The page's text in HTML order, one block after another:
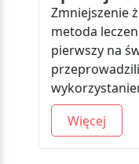
Zmniejszenie
metoda
pierwszy na
Więcej